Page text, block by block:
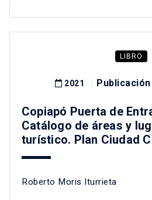
LIBRO
2021
Copiapó Puerta de
Catálogo de áreas y
turístico. Plan Ciudad
Roberto Moris Iturrieta